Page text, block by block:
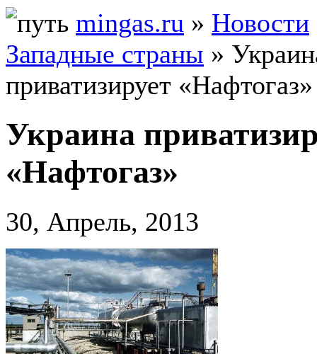
mingas.ru » Новости
Западные страны »
приватизирует «Нафтогаз»
Украина
«Нафтогаз»
30, Апрель, 2013